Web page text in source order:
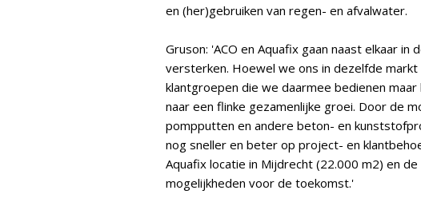
en (her)gebruiken van regen- en afvalwater.
Gruson: 'ACO en Aquafix gaan naast elkaar
versterken. Hoewel we ons in dezelfde
klantgroepen die we daarmee bedienen
naar een flinke gezamenlijke groei. Door de
pompputten en andere beton- en
nog sneller en beter op project- en
Aquafix locatie in Mijdrecht (22.000 m2) en
mogelijkheden voor de toekomst.'